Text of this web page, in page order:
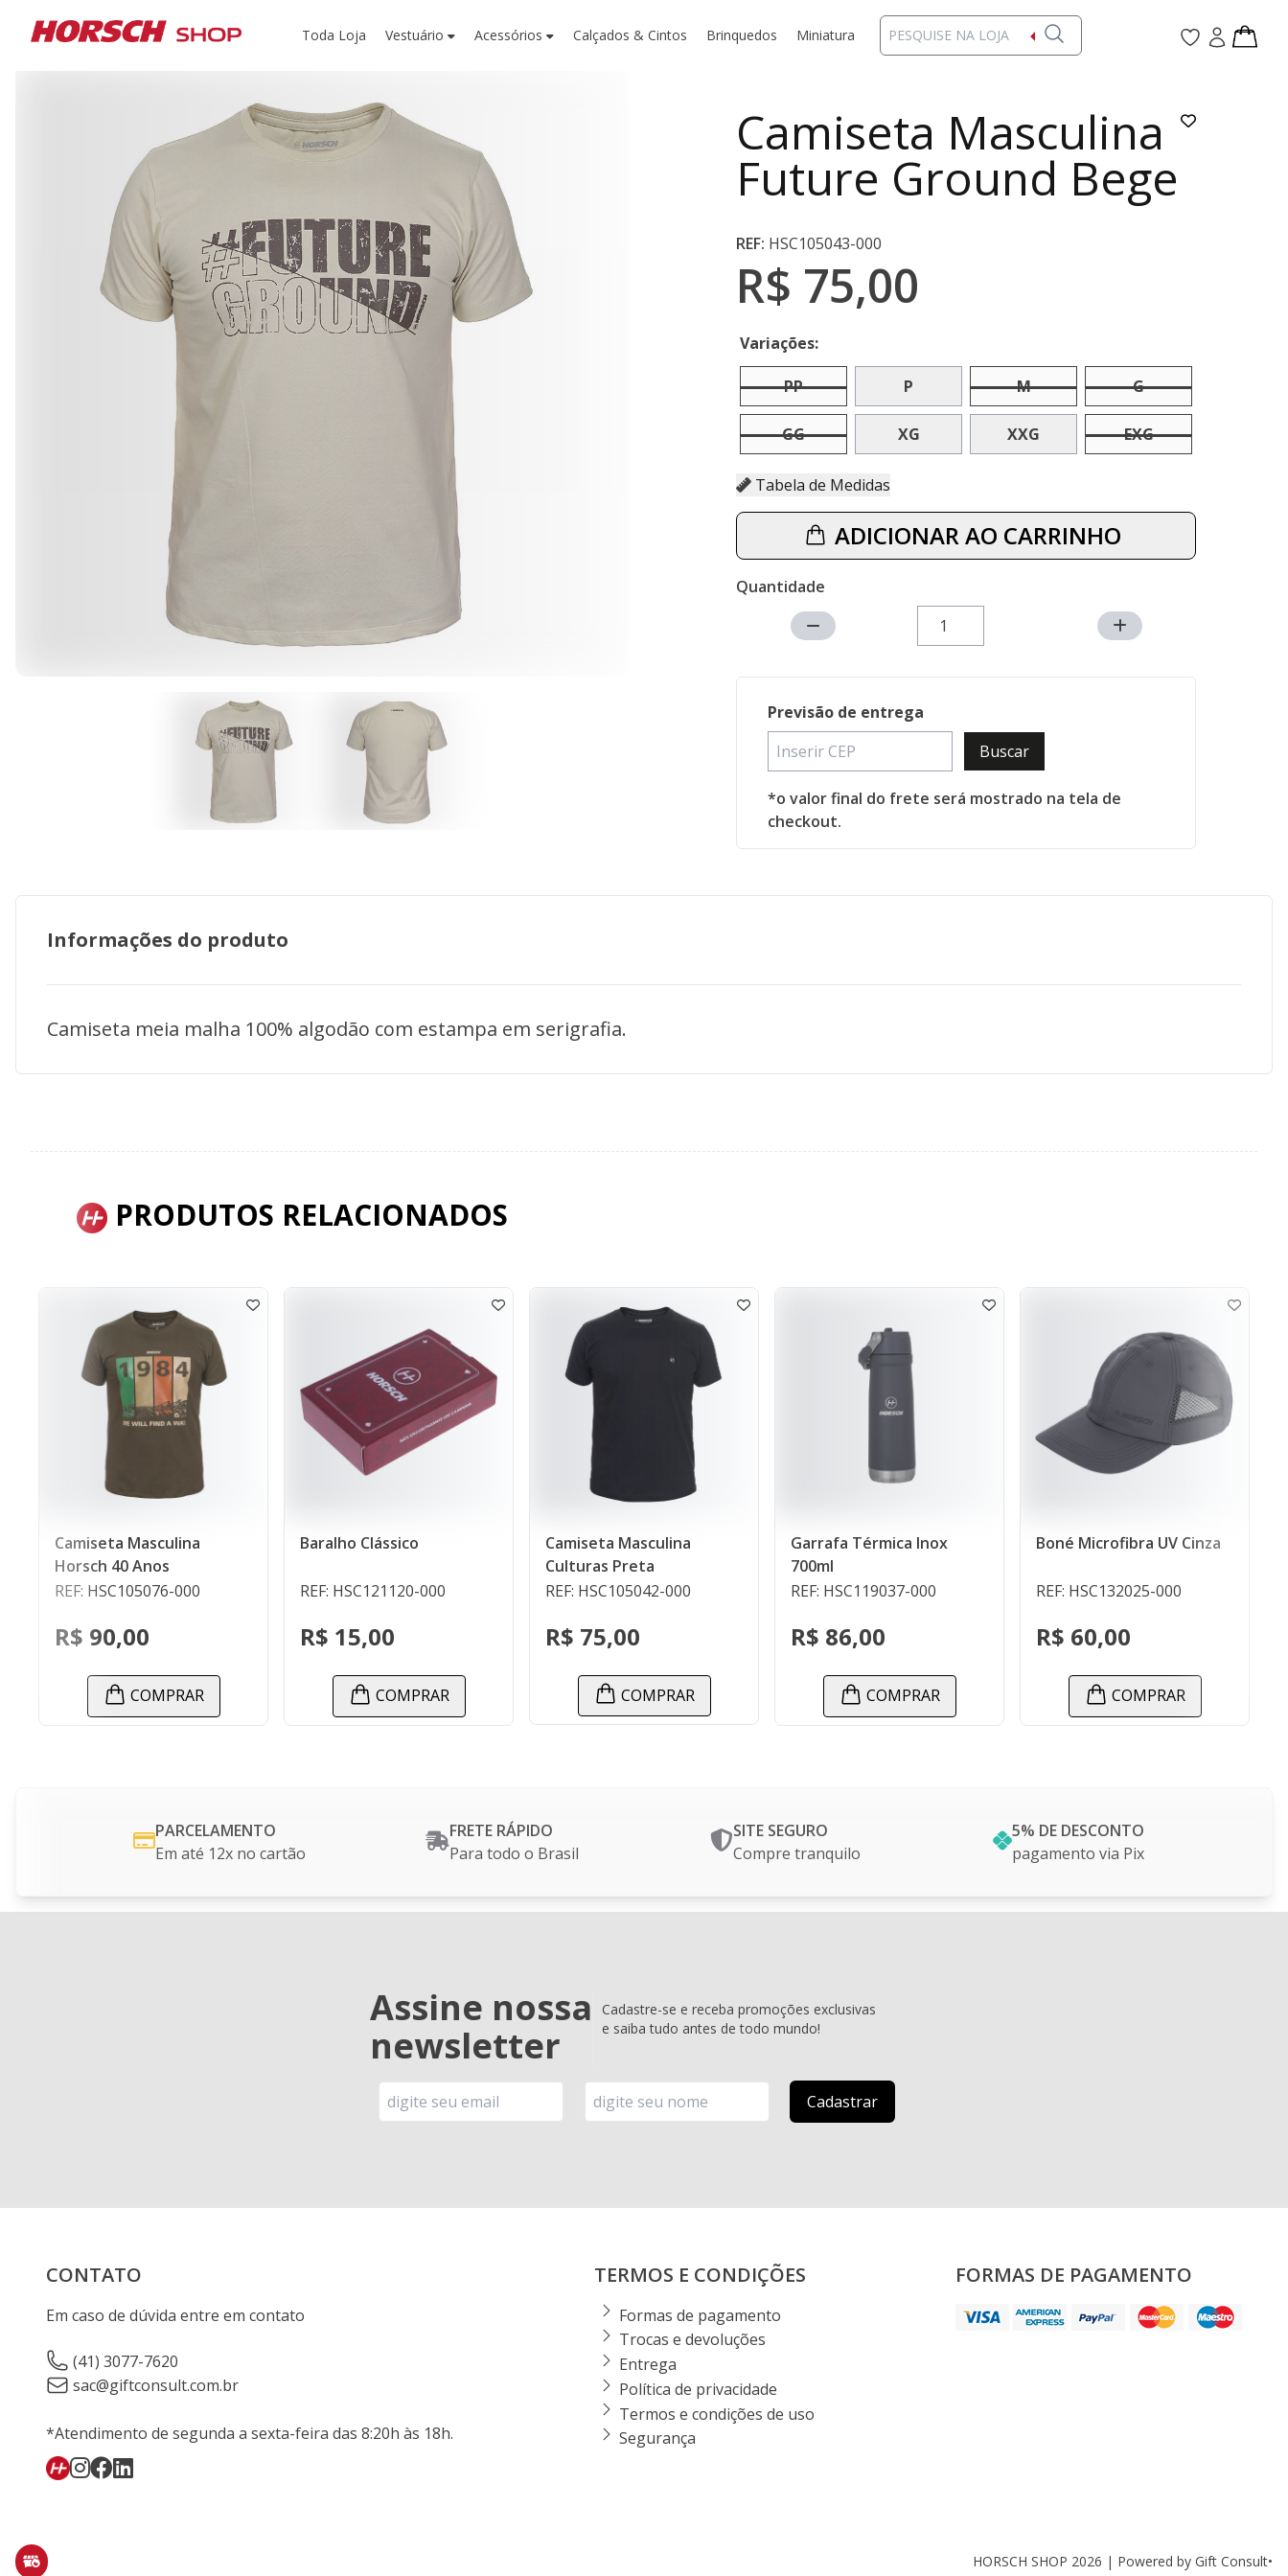
Toda Loja Vestuário Acessórios Calçados & Cintos Brinquedos Miniatura
Camiseta Masculina
Future Ground Bege
REF: HSC105043-000
R$ 75,00
Variações:
PP P M G
GG XG XXG EXG
Tabela de Medidas
ADICIONAR AO CARRINHO
Quantidade
Previsão de entrega
Buscar
*o valor final do frete será mostrado na tela de
checkout.
Informações do produto
Camiseta meia malha 100% algodão com estampa em serigrafia.
PRODUTOS RELACIONADOS
Masculina
40 Anos
HSC105076-000
90,00
COMPRAR
Baralho Clássico
REF: HSC121120-000
R$ 15,00
COMPRAR
Camiseta Masculina
Culturas Preta
REF: HSC105042-000
R$ 75,00
COMPRAR
Garrafa Térmica Inox
REF: HSC119037-000
R$ 86,00
COMPRAR
Boné Microfibra UV Cinza
REF: HSC132025-000
R$ 60,00
COMPRAR
Jaqueta
PARCELAMENTO
Em até 12x no cartão
FRETE RÁPIDO
Para todo o Brasil
SITE SEGURO
Compre tranquilo
5% DE DESCONTO
pagamento via Pix
Assine nossa
newsletter
Cadastre-se e receba promoções exclusivas
e saiba tudo antes de todo mundo!
CONTATO
Em caso de dúvida entre em contato
(41) 3077-7620
sac@giftconsult.com.br
*Atendimento de segunda a sexta-feira das 8:20h às 18h.
TERMOS E CONDIÇÕES
Formas de pagamento
Trocas e devoluções
Entrega
Política de privacidade
Termos e condições de uso
Segurança
FORMAS DE PAGAMENTO
HORSCH SHOP 2026 | Powered by Gift Consult•